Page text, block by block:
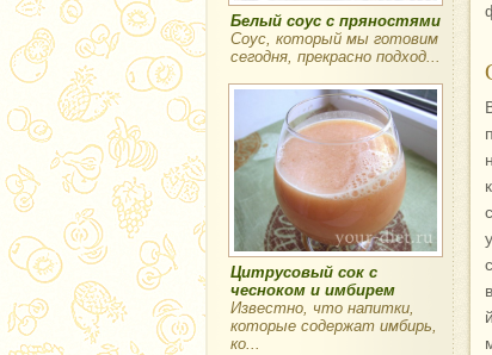
Белый соус с пряностями
Соус, который мы готовим
сегодня, прекрасно подход...
Цитрусовый сок с
чесноком и имбирем
Известно, что напитки,
которые содержат имбирь,
ко...